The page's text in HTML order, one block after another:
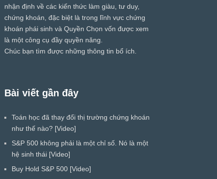
nhận định về các kiến thức làm giàu, tư duy,
chứng khoán, đặc biệt là trong lĩnh vực chứng
khoán phái sinh và Quyền Chọn vốn được xem
là một công cụ đầy quyền năng.
Chúc bạn tìm được những thông tin bổ ích.
Bài viết gần đây
Toán học đã thay đổi thị trường chứng khoán
như thế nào? [Video]
S&P 500 không phải là một chỉ số. Nó là một
hệ sinh thái [Video]
Buy Hold S&P 500 [Video]